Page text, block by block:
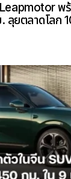
พ
. ลุยตลาดโลก